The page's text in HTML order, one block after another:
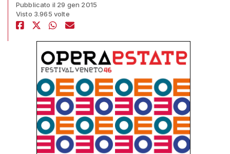
Pubblicato il 29 gen 2015
Visto 3.965 volte